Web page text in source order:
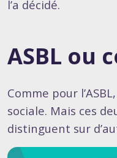
l’a décidé.
ASBL ou
Comme pour
sociale. Mais ces
distinguent sur